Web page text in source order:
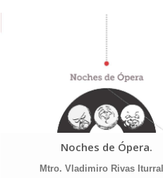
Noches de Ópera.
Mtro. Vladimiro Rivas